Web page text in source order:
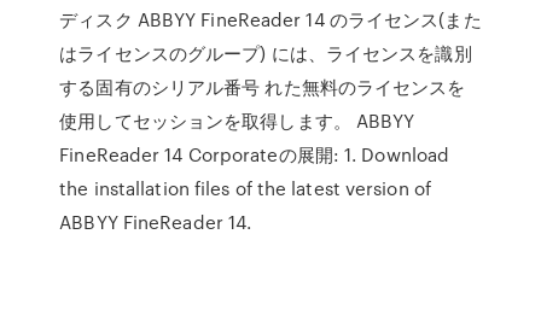
ディスク ABBYY FineReader 14 のライセンス(また
はライセンスのグループ) には、ライセンスを識別
する固有のシリアル番号 れた無料のライセンスを
使用してセッションを取得します。 ABBYY
FineReader 14 Corporateの展開: 1. Download
the installation files of the latest version of
ABBYY FineReader 14.